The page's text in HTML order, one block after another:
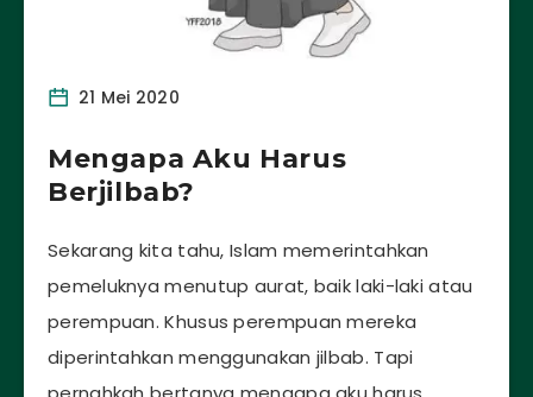
21 Mei 2020
Mengapa Aku Harus
Berjilbab?
Sekarang kita tahu, Islam memerintahkan
pemeluknya menutup aurat, baik laki-laki atau
perempuan. Khusus perempuan mereka
diperintahkan menggunakan jilbab. Tapi